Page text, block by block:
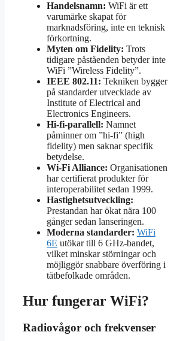
Handelsnamn: WiFi är ett
varumärke skapat för
marknadsföring, inte en teknisk
förkortning.
Myten om Fidelity: Trots
tidigare påståenden betyder inte
WiFi ”Wireless Fidelity”.
IEEE 802.11: Tekniken bygger
på standarder utvecklade av
Institute of Electrical and
Electronics Engineers.
Hi-fi-parallell: Namnet
påminner om ”hi-fi” (high
fidelity) men saknar specifik
betydelse.
Wi-Fi Alliance: Organisationen
har certifierat produkter för
interoperabilitet sedan 1999.
Hastighetsutveckling:
Prestandan har ökat nära 100
gånger sedan lanseringen.
Moderna standarder: WiFi
6E utökar till 6 GHz-bandet,
vilket minskar störningar och
möjliggör snabbare överföring i
tätbefolkade områden.
Hur fungerar WiFi?
Radiovågor och frekvenser